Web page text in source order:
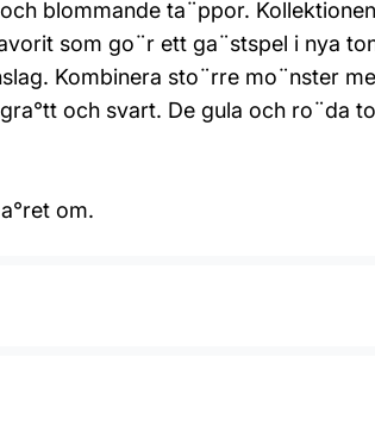
blommande ta¨ppor.
som go¨r ett ga¨stspel i nya
Kombinera sto¨rre mo¨nster
och svart. De gula och ro¨da
om.